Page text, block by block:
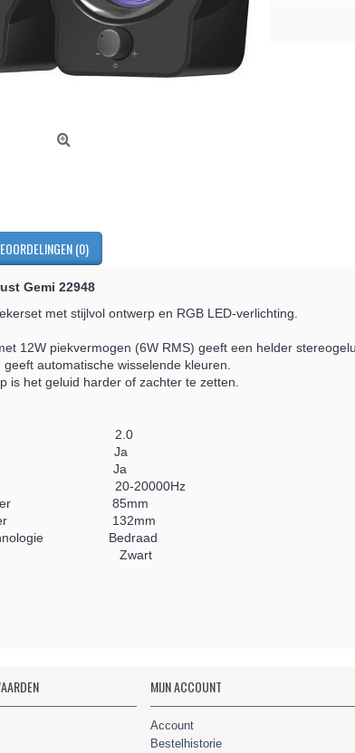
(0)
Gemi 22948
met stijlvol ontwerp en RGB LED-verlichting.
12W piekvermogen (6W RMS) geeft een helder
automatische wisselende kleuren.
is het geluid harder of zachter te zetten.
2.0
Ja
Ja
20-20000Hz
85mm
132mm
Bedraad
Zwart
MIJN ACCOUNT
Account
Bestelhistorie